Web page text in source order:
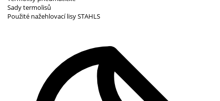
Sady termolisů
Použité nažehlovací lisy STAHLS